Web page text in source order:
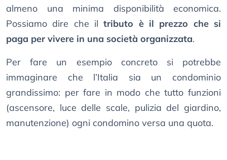
almeno una minima disponibilità economica.
Possiamo dire che iltributo è il prezzo che si
paga per vivere in una società organizzata.
Per fare un esempio concreto si potrebbe
immaginare che l’Italia sia un condominio
grandissimo: per fare in modo che tutto funzioni
(ascensore, luce delle scale, pulizia del giardino,
manutenzione) ogni condomino versa una quota.